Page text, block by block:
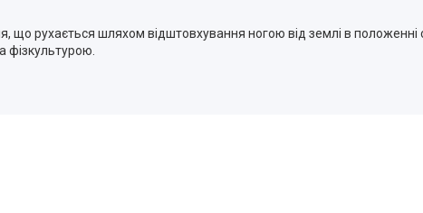
що рухається шляхом відштовхування ногою від землі в
фізкультурою.